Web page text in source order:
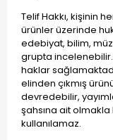
Telif Hakkı, kişinin
ürünler üzerinde
edebiyat, bilim,
grupta
haklar
elinden çıkmış
devredebilir,
şahsına ait
kullanılamaz.